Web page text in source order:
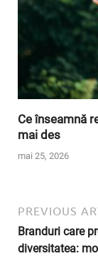
Ce înseamnă
mai des
mai 25, 2026
PREVIOUS
Branduri care
diversitatea: